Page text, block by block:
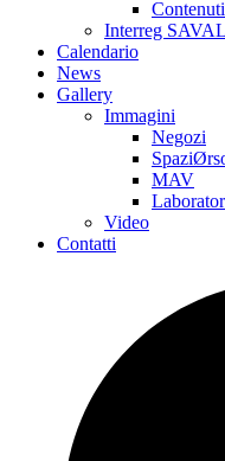
Interreg
Calendario
News
Gallery
Immagini
Negozi
MAV
Video
Contatti